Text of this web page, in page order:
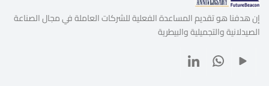
إن هدفنا هو تقديم المساعدة الفعلية للشركات العاملة في مجال الصناعة
الصيدلانية والتجميلية والبيطرية